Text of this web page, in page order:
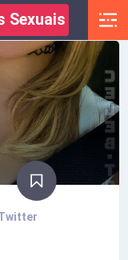
Sexuais